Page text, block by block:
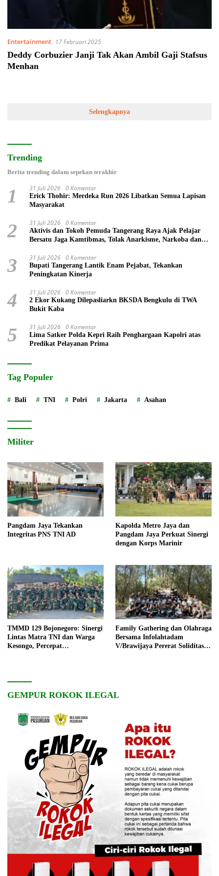
Entertainment 17 Februari 2025
Deddy Corbuzier Janji Tak Akan Ambil Gaji Stafsus
Menhan
Selengkapnya
Trending
Berita trending dalam sepekan terakhir
1 31 Juli 2026 0 Komentar
Erick Thohir: Merdeka Run 2026 Libatkan Semua Lapisan
Masyarakat
2 31 Juli 2026 0 Komentar
Aktivis dan Tokoh Pemuda Tangerang Raya Ajak Pelajar
Bersatu Jaga Kamtibmas, Tolak Anarkisme, Narkoba dan
3 31 Juli 2026 0 Komentar
Bupati Tangerang Lantik Enam Pejabat, Tekankan
Peningkatan Kinerja
4 31 Juli 2026 0 Komentar
2 Ekor Kukang Dilepasliarkn BKSDA Bengkulu di TWA
Bukit Kaba
5 31 Juli 2026 0 Komentar
Lima Satker Polda Kepri Raih Penghargaan Kapolri atas
Predikat Pelayanan Prima
Tag Populer
Bali TNI Polri Jakarta Asahan
Militer
Pangdam Jaya Tekankan
Integritas PNS TNI AD
Kapolda Metro Jaya dan
Pangdam Jaya Perkuat Sinergi
dengan Korps Marinir
TMMD 129 Bojonegoro: Sinergi
Lintas Matra TNI dan Warga
Kesongo, Percepat
Family Gathering dan Olahraga
Bersama Infolahtadam
V/Brawijaya Pererat Soliditas
GEMPUR ROKOK ILEGAL